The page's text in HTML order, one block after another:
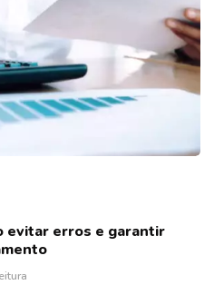
evitar erros e garantir